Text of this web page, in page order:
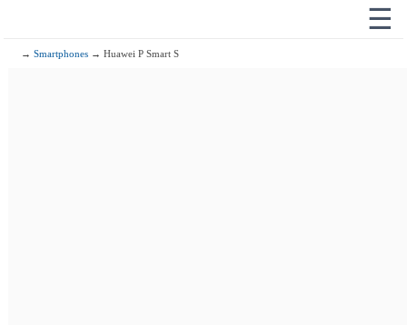
☰
→Smartphones → Huawei P Smart S